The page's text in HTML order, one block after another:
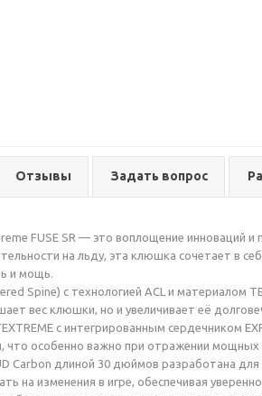
Отзывы Задать вопрос
FUSE SR — это воплощение инноваций
на льду, эта клюшка сочетает в
и мощь.
Spine) с технологией ACL и материалом
вес клюшки, но и увеличивает её
с интегрированным сердечником
что особенно важно при отражении мощных
Carbon длиной 30 дюймов разработана
на изменения в игре, обеспечивая